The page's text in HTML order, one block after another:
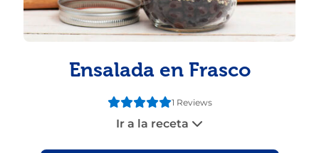
Ensalada en Frasco
1 Reviews
Ir a la receta